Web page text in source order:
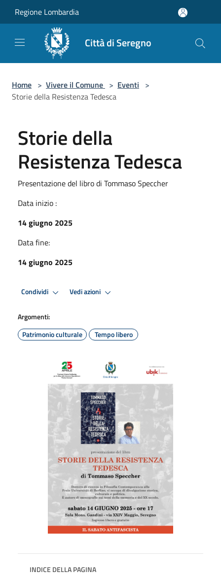
Regione Lombardia
Città di Seregno
Home > Vivere il Comune > Eventi >
Storie della Resistenza Tedesca
Storie della
Resistenza Tedesca
Presentazione del libro di Tommaso Speccher
Data inizio :
14 giugno 2025
Data fine:
14 giugno 2025
Condividi Vedi azioni
Argomenti:
Patrimonio culturale
Tempo libero
INDICE DELLA PAGINA